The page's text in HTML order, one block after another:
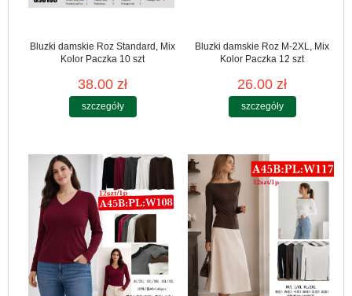
Bluzki damskie Roz Standard, Mix
Kolor Paczka 10 szt
38.00 zł
szczegóły
Bluzki damskie Roz M-2XL, Mix
Kolor Paczka 12 szt
26.00 zł
szczegóły